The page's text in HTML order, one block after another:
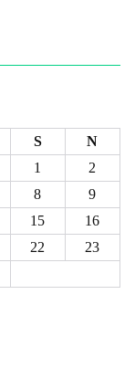
S
N
1
2
8
9
15
16
22
23